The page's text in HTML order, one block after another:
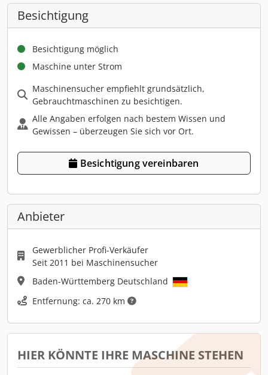
Besichtigung
Besichtigung möglich
Maschine unter Strom
Maschinensucher empfiehlt grundsätzlich,
Gebrauchtmaschinen zu besichtigen.
Alle Angaben erfolgen nach bestem Wissen und
Gewissen – überzeugen Sie sich vor Ort.
Besichtigung vereinbaren
Anbieter
Gewerblicher Profi-Verkäufer
Seit 2011 bei Maschinensucher
Baden-Württemberg Deutschland
Entfernung: ca. 270 km
HIER KÖNNTE IHRE MASCHINE STEHEN